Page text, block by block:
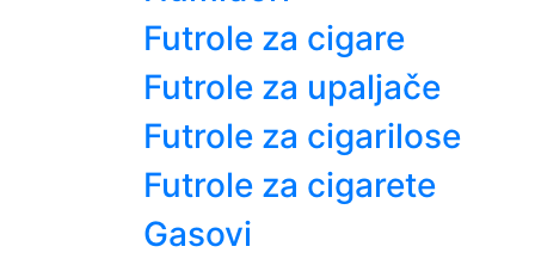
Futrole za cigare
Futrole za upaljače
Futrole za cigarilose
Futrole za cigarete
Gasovi